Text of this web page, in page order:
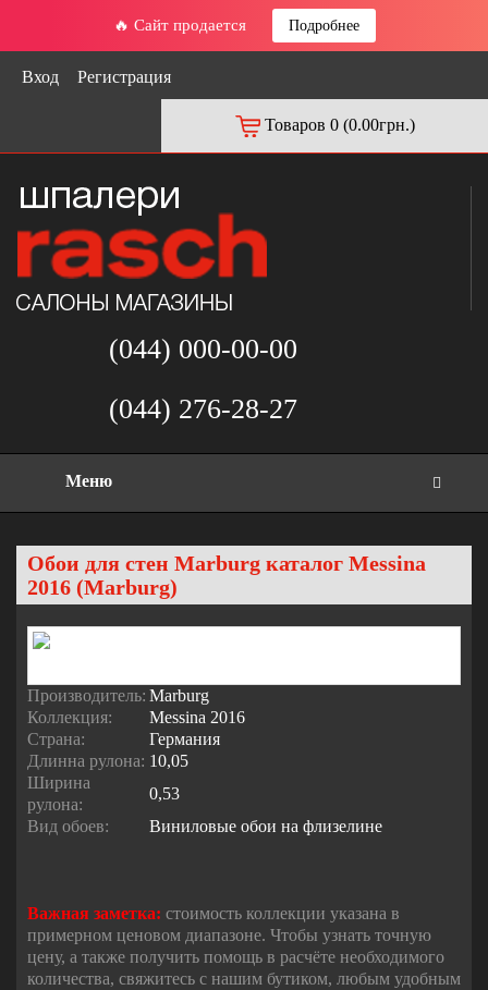
🔥 Сайт продается Подробнее
Вход Регистрация
Товаров 0 (0.00грн.)
(044) 000-00-00
(044) 276-28-27
Меню
Обои для стен Marburg каталог Messina
2016 (Marburg)
Производитель: Marburg
Коллекция:
Messina 2016
Страна:
Германия
Длинна рулона: 10,05
Ширина
рулона:
0,53
Вид обоев:
Виниловые обои на флизелине
Важная заметка: стоимость коллекции указана в
примерном ценовом диапазоне. Чтобы узнать точную
цену, а также получить помощь в расчёте необходимого
количества, свяжитесь с нашим бутиком, любым удобным